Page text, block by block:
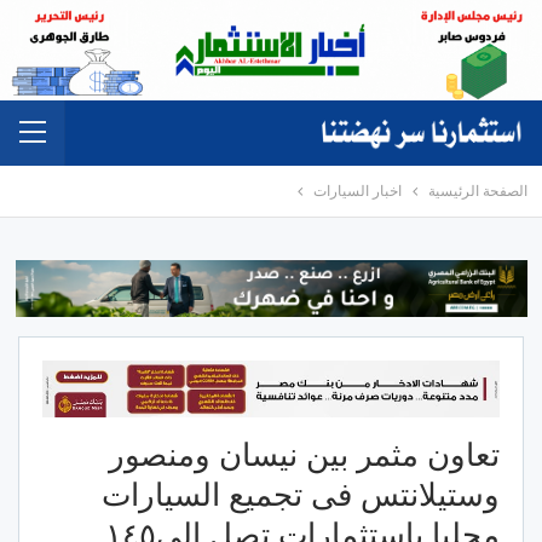
الصفحة الرئيسية اخبار السيارات
تعاون مثمر بين نيسان ومنصور
وستيلانتس فى تجميع السيارات
محليا باستثمارات تصل إلى١٤٥